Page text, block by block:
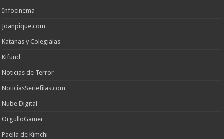
Infocinema
Joanpique.com
Katanas y Colegialas
Kifund
Noticias de Terror
NoticiasSeriefilas.com
Nube Digital
OrgulloGamer
Paella de Kimchi